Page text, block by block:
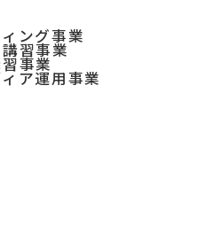
ング事業
習事業
事業
ア運用事業